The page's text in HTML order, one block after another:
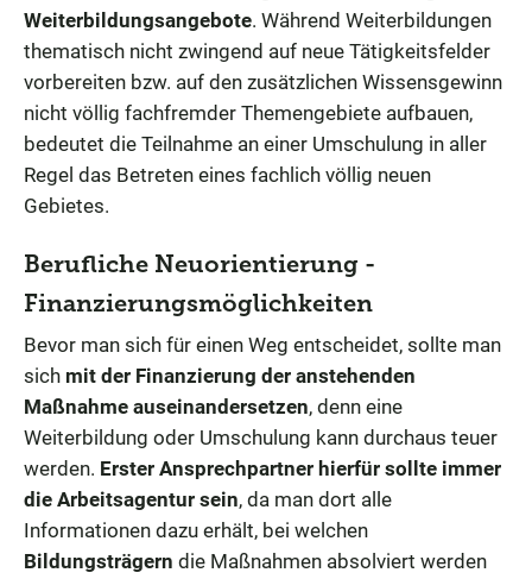
Weiterbildungsangebote. Während Weiterbildungen
thematisch nicht zwingend auf neue Tätigkeitsfelder
vorbereiten bzw. auf den zusätzlichen Wissensgewinn
nicht völlig fachfremder Themengebiete aufbauen,
bedeutet die Teilnahme an einer Umschulung in aller
Regel das Betreten eines fachlich völlig neuen
Gebietes.
Berufliche Neuorientierung -
Finanzierungsmöglichkeiten
Bevor man sich für einen Weg entscheidet, sollte man
sich mit der Finanzierung der anstehenden
Maßnahme auseinandersetzen, denn eine
Weiterbildung oder Umschulung kann durchaus teuer
werden. Erster Ansprechpartner hierfür sollte immer
die Arbeitsagentur sein, da man dort alle
Informationen dazu erhält, bei welchen
Bildungsträgern die Maßnahmen absolviert werden